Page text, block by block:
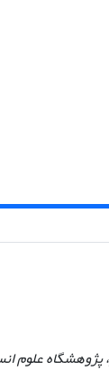
علوم